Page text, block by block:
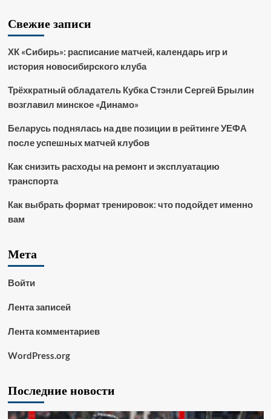
Свежие записи
ХК «Сибирь»: расписание матчей, календарь игр и
история новосибирского клуба
Трёхкратный обладатель Кубка Стэнли Сергей Брылин
возглавил минское «Динамо»
Беларусь поднялась на две позиции в рейтинге УЕФА
после успешных матчей клубов
Как снизить расходы на ремонт и эксплуатацию
транспорта
Как выбрать формат тренировок: что подойдет именно
вам
Мета
Войти
Лента записей
Лента комментариев
WordPress.org
Последние новости